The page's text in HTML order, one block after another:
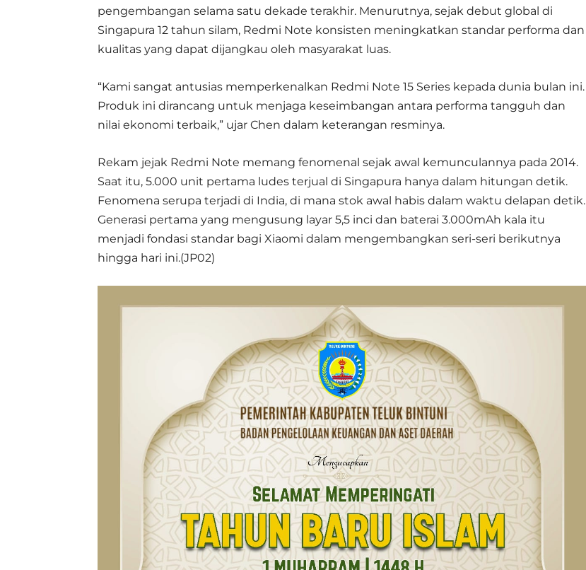
pengembangan selama satu dekade terakhir. Menurutnya, sejak debut global di
Singapura 12 tahun silam, Redmi Note konsisten meningkatkan standar performa dan
kualitas yang dapat dijangkau oleh masyarakat luas.
“Kami sangat antusias memperkenalkan Redmi Note 15 Series kepada dunia bulan ini.
Produk ini dirancang untuk menjaga keseimbangan antara performa tangguh dan
nilai ekonomi terbaik,” ujar Chen dalam keterangan resminya.
Rekam jejak Redmi Note memang fenomenal sejak awal kemunculannya pada 2014.
Saat itu, 5.000 unit pertama ludes terjual di Singapura hanya dalam hitungan detik.
Fenomena serupa terjadi di India, di mana stok awal habis dalam waktu delapan detik.
Generasi pertama yang mengusung layar 5,5 inci dan baterai 3.000mAh kala itu
menjadi fondasi standar bagi Xiaomi dalam mengembangkan seri-seri berikutnya
hingga hari ini.(JP02)